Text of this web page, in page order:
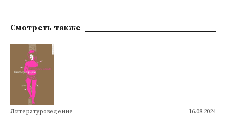
Смотреть также
16.08.2024
Литературоведение